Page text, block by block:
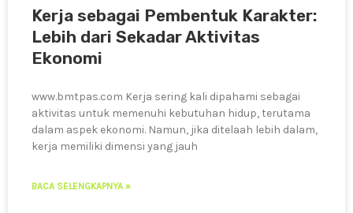
Kerja sebagai Pembentuk Karakter:
Lebih dari Sekadar Aktivitas
Ekonomi
www.bmtpas.com Kerja sering kali dipahami sebagai
aktivitas untuk memenuhi kebutuhan hidup, terutama
dalam aspek ekonomi. Namun, jika ditelaah lebih dalam,
kerja memiliki dimensi yang jauh
BACA SELENGKAPNYA »